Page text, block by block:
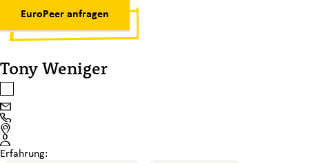
EuroPeer anfragen
Tony Weniger
Email
Phone
Standort
Erfahrung: